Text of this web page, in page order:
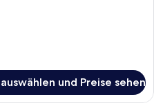
und Preise sehen